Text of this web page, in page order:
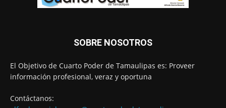
SOBRE NOSOTROS
El Objetivo de Cuarto Poder de Tamaulipas es: Proveer
información profesional, veraz y oportuna
Contáctanos: